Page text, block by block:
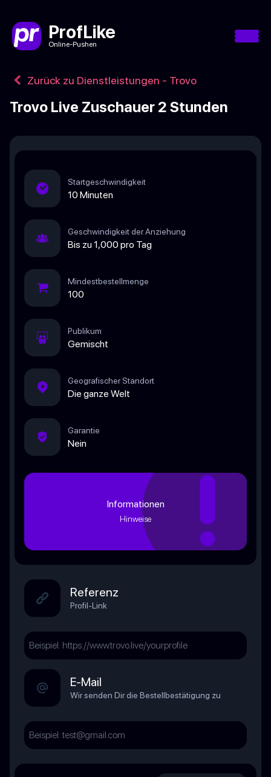
ProfLike
Online-Pushen
Zurück zu Dienstleistungen - Trovo
Trovo Live Zuschauer 2 Stunden
Startgeschwindigkeit
10 Minuten
Geschwindigkeit der Anziehung
Bis zu 1,000 pro Tag
Mindestbestellmenge
100
Publikum
Gemischt
Geografischer Standort
Die ganze Welt
Garantie
Nein
Informationen
Hinweise
Referenz
Profil-Link
E-Mail
Wir senden Dir die Bestellbestätigung zu